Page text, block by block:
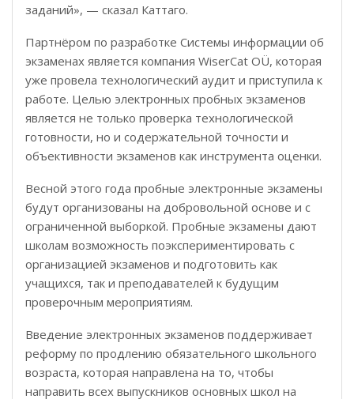
заданий», — сказал Каттаго.
Партнёром по разработке Системы информации об
экзаменах является компания WiserCat OÜ, которая
уже провела технологический аудит и приступила к
работе. Целью электронных пробных экзаменов
является не только проверка технологической
готовности, но и содержательной точности и
объективности экзаменов как инструмента оценки.
Весной этого года пробные электронные экзамены
будут организованы на добровольной основе и с
ограниченной выборкой. Пробные экзамены дают
школам возможность поэкспериментировать с
организацией экзаменов и подготовить как
учащихся, так и преподавателей к будущим
проверочным мероприятиям.
Введение электронных экзаменов поддерживает
реформу по продлению обязательного школьного
возраста, которая направлена ​​на то, чтобы
направить всех выпускников основных школ на